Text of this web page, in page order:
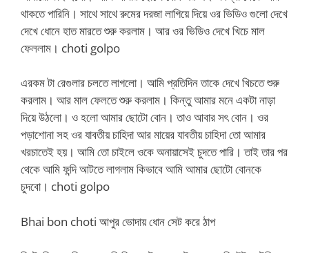
থাকতে পারিনি। সাথে সাথে রুমের দরজা লাগিয়ে দিয়ে ওর ভিডিও গুলো দেখে
দেখে ধোনে হাত মারতে শুরু করলাম। আর ওর ভিডিও দেখে খিচে মাল
ফেললাম। choti golpo
এরকম টা রেগুলার চলতে লাগলো। আমি প্রতিদিন তাকে দেখে খিচতে শুরু
করলাম। আর মাল ফেলতে শুরু করলাম। কিন্তু আমার মনে একটা নাড়া
দিয়ে উঠলো। ও হলো আমার ছোটো বোন। তাও আবার সৎ বোন। ওর
পড়াশোনা সহ ওর যাবতীয় চাহিদা আর মায়ের যাবতীয় চাহিদা তো আমার
খরচাতেই হয়। আমি তো চাইলে ওকে অনায়াসেই চুদতে পারি। তাই তার পর
থেকে আমি ফন্দি আটতে লাগলাম কিভাবে আমি আমার ছোটো বোনকে
চুদবো। choti golpo
Bhai bon choti আপুর ভোদায় ধোন সেট করে ঠাপ